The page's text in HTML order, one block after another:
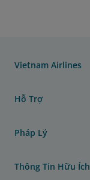
Vietnam Airlines
Hỗ Trợ
Pháp Lý
Thông Tin Hữu Ích